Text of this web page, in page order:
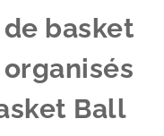
basket
Ball